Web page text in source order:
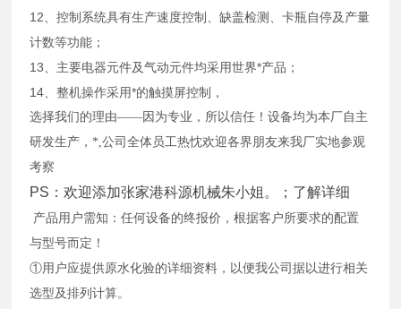
12、控制系统具有生产速度控制、缺盖检测、卡瓶自停及产量
计数等功能；
13、主要电器元件及气动元件均采用世界*产品；
14、整机操作采用*的触摸屏控制，
选择我们的理由——因为专业，所以信任！设备均为本厂自主
研发生产，* ,公司全体员工热忱欢迎各界朋友来我厂实地参观
考察
PS：欢迎添加张家港科源机械朱小姐 。；了解详细
产品用户需知：任何设备的终报价，根据客户所要求的配置
与型号而定！
①用户应提供原水化验的详细资料，以便我公司据以进行相关
选型及排列计算。